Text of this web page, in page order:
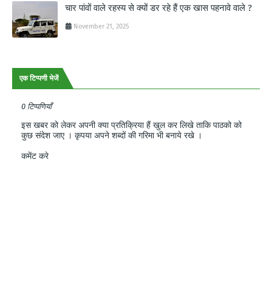
चार पांवों वाले रहस्य से क्यों डर रहे हैं एक खास पहनावे वाले ?
November 21, 2025
एक टिप्पणी भेजें
0 टिप्पणियाँ
इस खबर को लेकर अपनी क्या प्रतिक्रिया हैं खुल कर लिखे ताकि पाठको को
कुछ संदेश जाए । कृपया अपने शब्दों की गरिमा भी बनाये रखे ।
कमेंट करे